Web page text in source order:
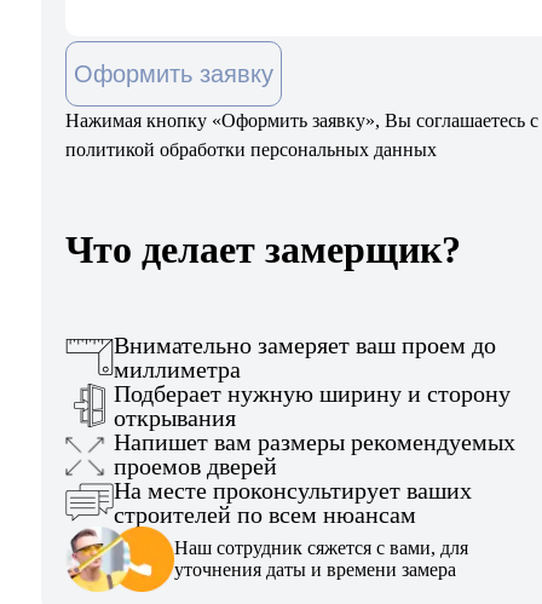
Оформить заявку
Нажимая кнопку «Оформить заявку», Вы соглашаетесь с
политикой обработки персональных данных
Что делает замерщик?
Внимательно замеряет ваш проем до
миллиметра
Подберает нужную ширину и сторону
открывания
Напишет вам размеры рекомендуемых
проемов дверей
На месте проконсультирует ваших
строителей по всем нюансам
Наш сотрудник сяжется с вами, для
уточнения даты и времени замера